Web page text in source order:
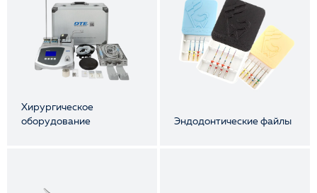
Хирургическое
оборудование
Эндодонтические файлы